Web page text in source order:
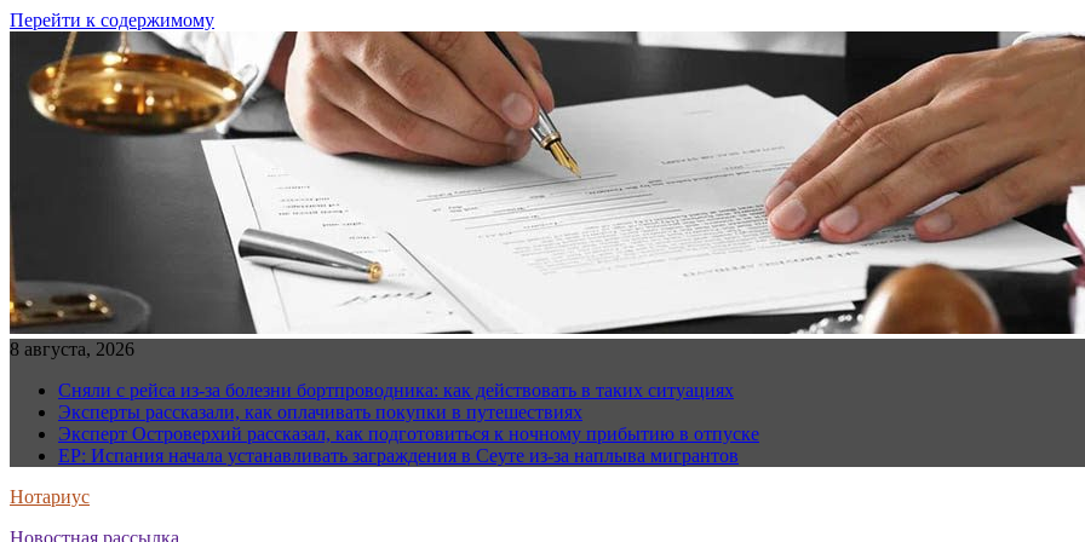
Перейти к содержимому
8 августа, 2026
Сняли с рейса из-за болезни бортпроводника: как действовать в таких ситуациях
Эксперты рассказали, как оплачивать покупки в путешествиях
Эксперт Островерхий рассказал, как подготовиться к ночному прибытию в отпуске
EP: Испания начала устанавливать заграждения в Сеуте из-за наплыва мигрантов
Нотариус
Новостная рассылка